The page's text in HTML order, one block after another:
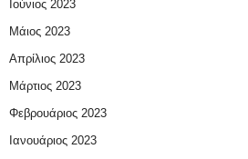
Ιούνιος 2023
Μάιος 2023
Απρίλιος 2023
Μάρτιος 2023
Φεβρουάριος 2023
Ιανουάριος 2023